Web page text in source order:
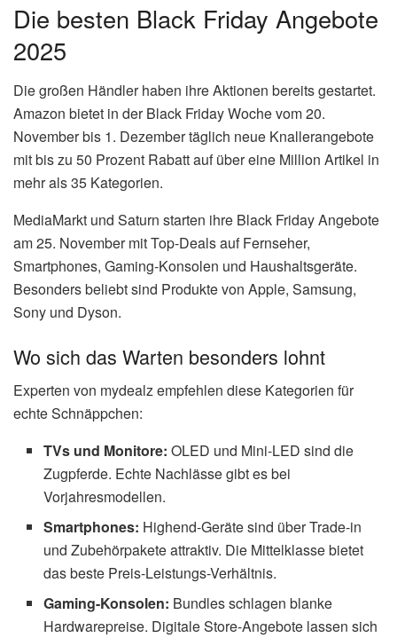
Die besten Black Friday Angebote
2025
Die großen Händler haben ihre Aktionen bereits gestartet.
Amazon bietet in der Black Friday Woche vom 20.
November bis 1. Dezember täglich neue Knallerangebote
mit bis zu 50 Prozent Rabatt auf über eine Million Artikel in
mehr als 35 Kategorien.
MediaMarkt und Saturn starten ihre Black Friday Angebote
am 25. November mit Top-Deals auf Fernseher,
Smartphones, Gaming-Konsolen und Haushaltsgeräte.
Besonders beliebt sind Produkte von Apple, Samsung,
Sony und Dyson.
Wo sich das Warten besonders lohnt
Experten von mydealz empfehlen diese Kategorien für
echte Schnäppchen:
TVs und Monitore:OLED und Mini-LED sind die
Zugpferde. Echte Nachlässe gibt es bei
Vorjahresmodellen.
Smartphones: Highend-Geräte sind über Trade-in
und Zubehörpakete attraktiv. Die Mittelklasse bietet
das beste Preis-Leistungs-Verhältnis.
Gaming-Konsolen: Bundles schlagen blanke
Hardwarepreise. Digitale Store-Angebote lassen sich